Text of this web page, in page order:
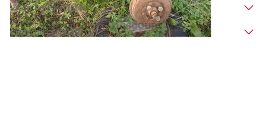
Ricerche correlate
Ricerche correlate